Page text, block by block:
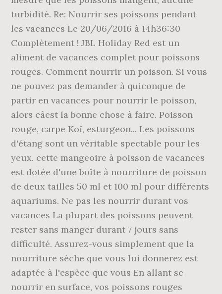
turbidité. Re: Nourrir ses poissons pendant
les vacances Le 20/06/2016 à 14h36:30
Complètement ! JBL Holiday Red est un
aliment de vacances complet pour poissons
rouges. Comment nourrir un poisson. Si vous
ne pouvez pas demander à quiconque de
partir en vacances pour nourrir le poisson,
alors câest la bonne chose à faire. Poisson
rouge, carpe Koï, esturgeon... Les poissons
d'étang sont un véritable spectable pour les
yeux. cette mangeoire à poisson de vacances
est dotée d'une boîte à nourriture de poisson
de deux tailles 50 ml et 100 ml pour différents
aquariums. Ne pas les nourrir durant vos
vacances La plupart des poissons peuvent
rester sans manger durant 7 jours sans
difficulté. Assurez-vous simplement que la
nourriture sèche que vous lui donnerez est
adaptée à l'espèce que vous En allant se
nourrir en surface, vos poissons rouges